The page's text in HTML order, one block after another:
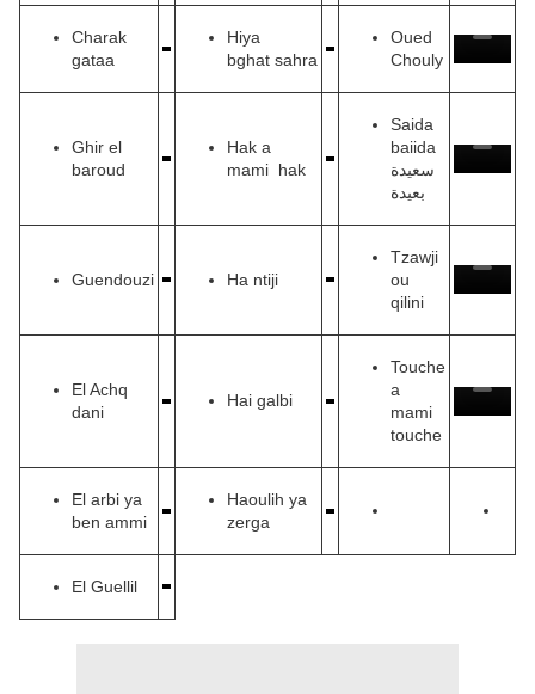
Charak
gataa
Hiya
bghat sahra
Oued
Chouly
Ghir el
baroud
Hak a
mami hak
Saida
baiida
سعيدة
بعيدة
Guendouzi Ha ntiji
Tzawji
ou
qilini
El Achq
dani
Hai galbi
Touche
a
mami
touche
El arbi ya
ben ammi
Haoulih ya
zerga
El Guellil